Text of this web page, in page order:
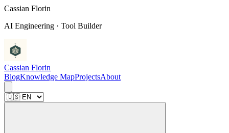
Cassian Florin
AI Engineering · Tool Builder
Cassian Florin
BlogKnowledge MapProjectsAbout